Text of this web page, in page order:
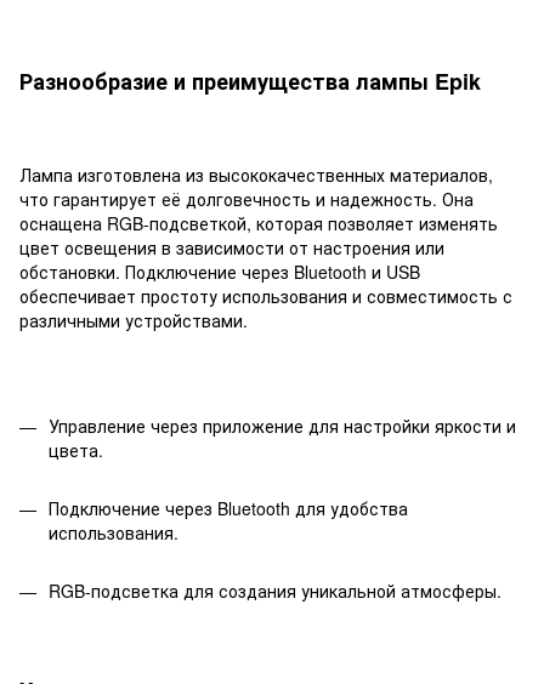
Разнообразие и преимущества лампы Epik
Лампа изготовлена из высококачественных материалов,
что гарантирует её долговечность и надежность. Она
оснащена RGB-подсветкой, которая позволяет изменять
цвет освещения в зависимости от настроения или
обстановки. Подключение через Bluetooth и USB
обеспечивает простоту использования и совместимость с
различными устройствами.
Управление через приложение для настройки яркости и
цвета.
Подключение через Bluetooth для удобства
использования.
RGB-подсветка для создания уникальной атмосферы.